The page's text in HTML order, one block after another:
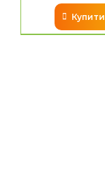
Купити